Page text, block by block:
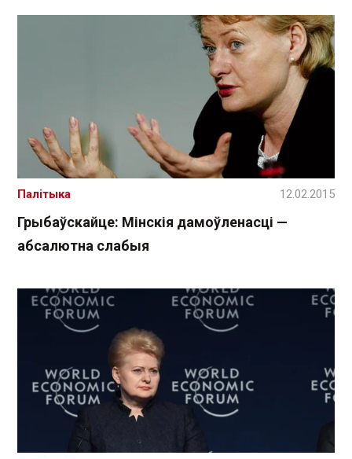
Грыбаўскайце: Мінскія дамоўленасці —
абсалютна слабыя
Палітыка 12.02.2015